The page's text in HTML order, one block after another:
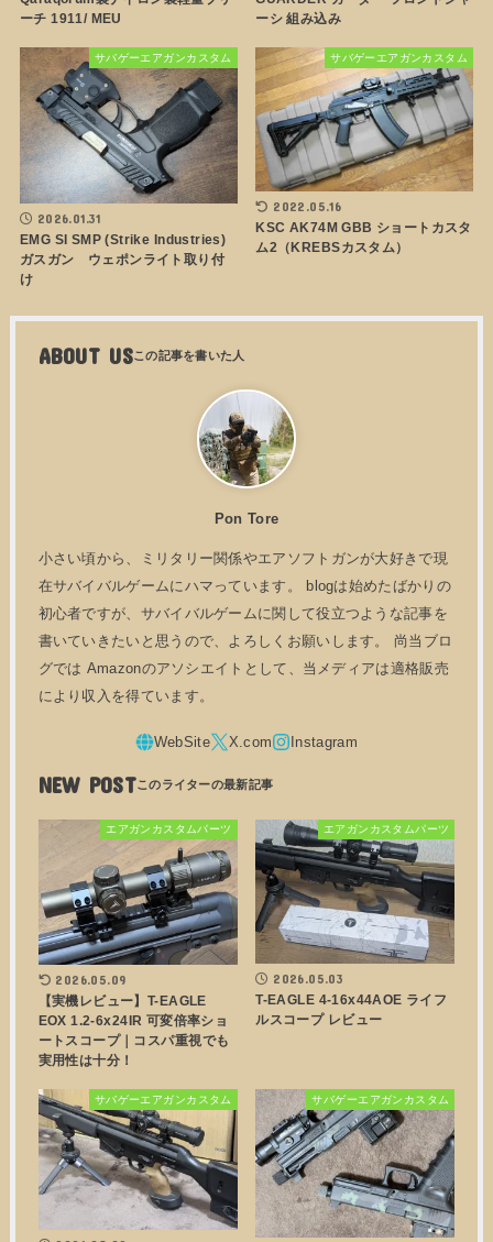
ーチ 1911/ MEU
ーシ 組み込み
サバゲーエアガンカスタム
2026.01.31
EMG SI SMP (Strike Industries)
ガスガン ウェポンライト取り付
け
サバゲーエアガンカスタム
2022.05.16
KSC AK74M GBB ショートカスタ
ム2（KREBSカスタム）
ABOUT US
Pon Tore
小さい頃から、ミリタリー関係やエアソフトガンが大好きで現
在サバイバルゲームにハマっています。 blogは始めたばかりの
初心者ですが、サバイバルゲームに関して役立つような記事を
書いていきたいと思うので、よろしくお願いします。 尚当ブロ
グでは Amazonのアソシエイトとして、当メディアは適格販売
により収入を得ています。
NEW POST
エアガンカスタムパーツ
2026.05.09
【実機レビュー】T-EAGLE
EOX 1.2-6x24IR 可変倍率ショ
ートスコープ｜コスパ重視でも
実用性は十分！
エアガンカスタムパーツ
2026.05.03
T-EAGLE 4-16x44AOE ライフ
ルスコープ レビュー
サバゲーエアガンカスタム サバゲーエアガンカスタム